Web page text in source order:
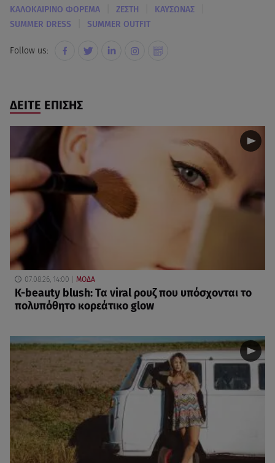
ΚΑΛΟΚΑΙΡΙΝΟ ΦΟΡΕΜΑ ΖΕΣΤΗ ΚΑΥΣΩΝΑΣ
SUMMER DRESS SUMMER OUTFIT
Follow us:
ΔΕΙΤΕ ΕΠΙΣΗΣ
07.08.26, 14:00 ΜΟΔΑ
K-beauty blush: Τα viral ρουζ που υπόσχονται το
πολυπόθητο κορεάτικο glow